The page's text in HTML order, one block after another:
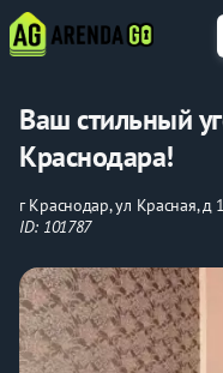
Вaш стильный
Краснодaрa!
г Краснодар, ул Красная, д
ID: 101787